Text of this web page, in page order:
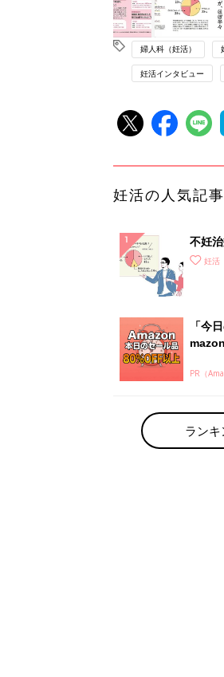
婦人科（妊活）
妊活インタビュー
妊活の人気記
不妊
さ」妊活
「今
PR（
ラン